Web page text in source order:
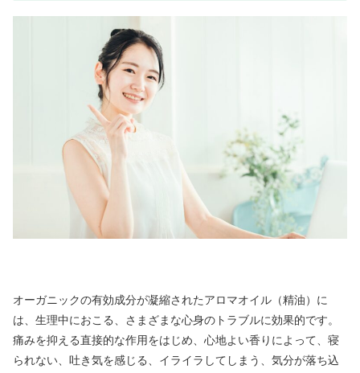
オーガニックの有効成分が凝縮されたアロマオイル（精油）に
は、生理中におこる、さまざまな心身のトラブルに効果的です。
痛みを抑える直接的な作用をはじめ、心地よい香りによって、寝
られない、吐き気を感じる、イライラしてしまう、気分が落ち込